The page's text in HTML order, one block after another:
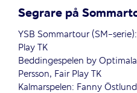
Segrare på
YSB Sommartour (SM-
Play TK
Beddingespelen by
Persson, Fair Play TK
Kalmarspelen: Fanny